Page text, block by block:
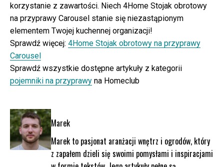
korzystanie z zawartości. Niech 4Home Stojak obrotowy
na przyprawy Carousel stanie się niezastąpionym
elementem Twojej kuchennej organizacji!
Sprawdź więcej: 4Home Stojak obrotowy na przyprawy
Carousel
Sprawdź wszystkie dostępne artykuły z kategorii
pojemniki na przyprawy na Homeclub
Marek
Marek to pasjonat aranżacji wnętrz i ogrodów, który
z zapałem dzieli się swoimi pomysłami i inspiracjami